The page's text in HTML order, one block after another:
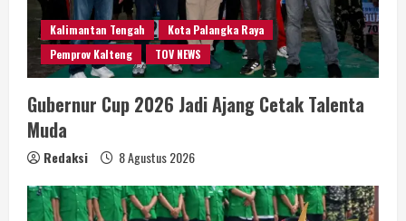
Kalimantan Tengah
Kota Palangka Raya
Pemprov Kalteng
TOV NEWS
Gubernur Cup 2026 Jadi Ajang Cetak Talenta
Muda
Redaksi 8 Agustus 2026